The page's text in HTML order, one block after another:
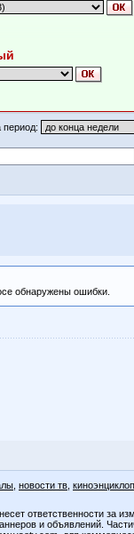
обнаружены ошибки.
новости тв
ответственности за
и объявлений.